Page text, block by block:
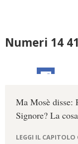
Numeri 14 41
Ma Mosè disse:
Signore? La
LEGGI IL